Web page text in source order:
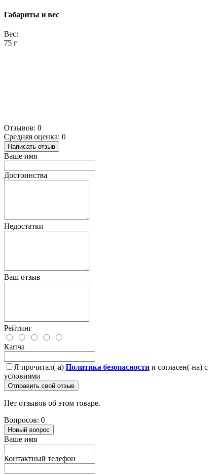
Габариты и вес
Вес:
75 г
Отзывов: 0
Средняя оценка: 0
Написать отзыв
Ваше имя
Достоинства
Недостатки
Ваш отзыв
Рейтинг
Капча
Я прочитал(-а) Политика безопасности и согласен(-на) с
условиями
Отправить свой отзыв
Нет отзывов об этом товаре.
Вопросов: 0
Новый вопрос
Ваше имя
Контактный телефон